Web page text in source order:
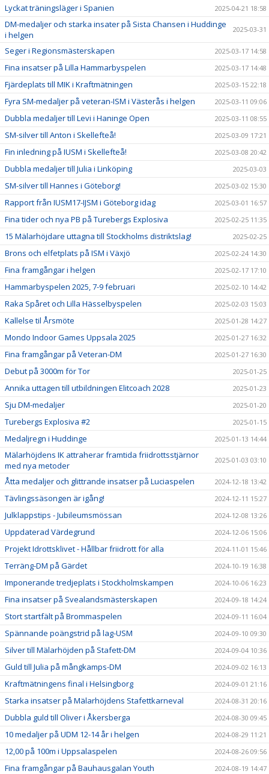
Lyckat träningsläger i Spanien 2025-04-21 18:58
DM-medaljer och starka insater på Sista Chansen i Huddinge
i helgen
2025-03-31
Seger i Regionsmästerskapen 2025-03-17 14:58
Fina insatser på Lilla Hammarbyspelen 2025-03-17 14:48
Fjärdeplats till MIK i Kraftmätningen 2025-03-15 22:18
Fyra SM-medaljer på veteran-ISM i Västerås i helgen 2025-03-11 09:06
Dubbla medaljer till Levi i Haninge Open 2025-03-11 08:55
SM-silver till Anton i Skellefteå! 2025-03-09 17:21
Fin inledning på IUSM i Skellefteå! 2025-03-08 20:42
Dubbla medaljer till Julia i Linköping 2025-03-03
SM-silver till Hannes i Göteborg! 2025-03-02 15:30
Rapport från IUSM17-IJSM i Göteborg idag 2025-03-01 16:57
Fina tider och nya PB på Turebergs Explosiva 2025-02-25 11:35
15 Mälarhöjdare uttagna till Stockholms distriktslag! 2025-02-25
Brons och elfetplats på ISM i Växjö 2025-02-24 14:30
Fina framgångar i helgen 2025-02-17 17:10
Hammarbyspelen 2025, 7-9 februari 2025-02-10 14:42
Raka Spåret och Lilla Hässelbyspelen 2025-02-03 15:03
Kallelse til Årsmöte 2025-01-28 14:27
Mondo Indoor Games Uppsala 2025 2025-01-27 16:32
Fina framgångar på Veteran-DM 2025-01-27 16:30
Debut på 3000m för Tor 2025-01-25
Annika uttagen till utbildningen Elitcoach 2028 2025-01-23
Sju DM-medaljer 2025-01-20
Turebergs Explosiva #2 2025-01-15
Medaljregn i Huddinge 2025-01-13 14:44
Mälarhöjdens IK attraherar framtida friidrottsstjärnor
med nya metoder
2025-01-03 03:10
Åtta medaljer och glittrande insatser på Luciaspelen 2024-12-18 13:42
Tävlingssäsongen är igång! 2024-12-11 15:27
Julklappstips - Jubileumsmössan 2024-12-08 13:26
Uppdaterad Värdegrund 2024-12-06 15:06
Projekt Idrottsklivet - Hållbar friidrott för alla 2024-11-01 15:46
Terräng-DM på Gärdet 2024-10-19 16:38
Imponerande tredjeplats i Stockholmskampen 2024-10-06 16:23
Fina insatser på Svealandsmästerskapen 2024-09-18 14:24
Stort startfält på Brommaspelen 2024-09-11 16:04
Spännande poängstrid på lag-USM 2024-09-10 09:30
Silver till Mälarhöjden på Stafett-DM 2024-09-04 10:36
Guld till Julia på mångkamps-DM 2024-09-02 16:13
Kraftmätningens final i Helsingborg 2024-09-01 21:16
Starka insatser på Mälarhöjdens Stafettkarneval 2024-08-31 20:16
Dubbla guld till Oliver i Åkersberga 2024-08-30 09:45
10 medaljer på UDM 12-14 år i helgen 2024-08-29 11:21
12,00 på 100m i Uppsalaspelen 2024-08-26 09:56
Fina framgångar på Bauhausgalan Youth 2024-08-19 14:47